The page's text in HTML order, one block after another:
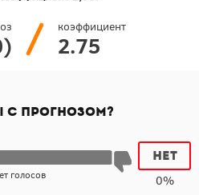
коэффициент
2.75
с прогнозом?
голосов
Нет
0%